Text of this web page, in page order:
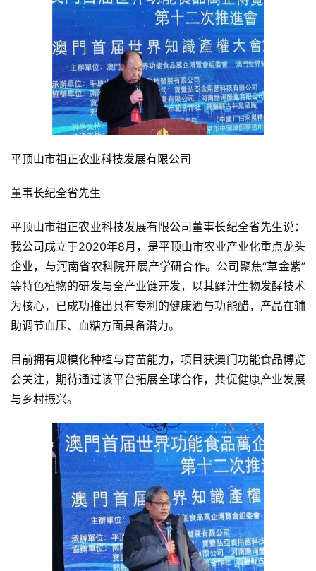
平顶山市祖正农业科技发展有限公司
董事长纪全省先生
平顶山市祖正农业科技发展有限公司董事长纪全省先生说：
我公司成立于2020年8月，是平顶山市农业产业化重点龙头
企业，与河南省农科院开展产学研合作。公司聚焦“草金紫”
等特色植物的研发与全产业链开发，以其鲜汁生物发酵技术
为核心，已成功推出具有专利的健康酒与功能醋，产品在辅
助调节血压、血糖方面具备潜力。
目前拥有规模化种植与育苗能力，项目获澳门功能食品博览
会关注，期待通过该平台拓展全球合作，共促健康产业发展
与乡村振兴。